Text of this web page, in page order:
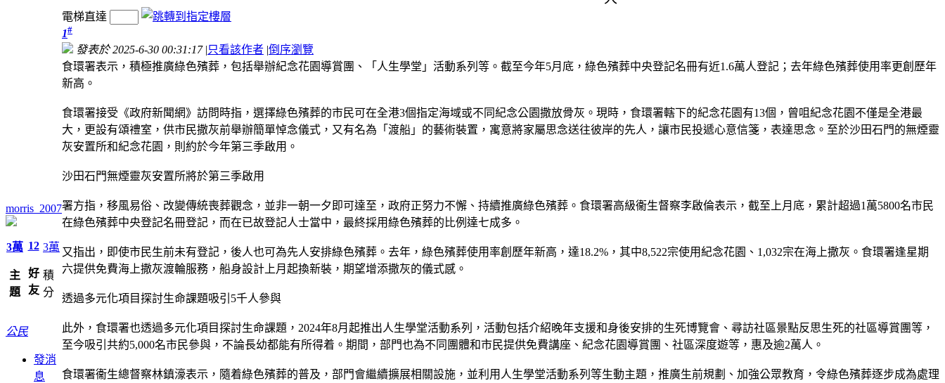
morris_2007
3萬
主
題
12
好
友
3萬
積
分
公民
發消
息
電梯直達
1#
發表於 2025-6-30 00:31:17 |只看該作者 |倒序瀏覽
食環署表示，積極推廣綠色殯葬，包括舉辦紀念花園導賞團、「人生學堂」活動系列等。截至今年5月底，綠色殯葬中央登記名冊有近1.6萬人登記；去年綠色殯葬使用率更創歷年
新高。
食環署接受《政府新聞網》訪問時指，選擇綠色殯葬的市民可在全港3個指定海域或不同紀念公園撒放骨灰。現時，食環署轄下的紀念花園有13個，曾咀紀念花園不僅是全港最
大，更設有頌禮室，供市民撒灰前舉辦簡單悼念儀式，又有名為「渡船」的藝術裝置，寓意將家屬思念送往彼岸的先人，讓市民投遞心意信箋，表達思念。至於沙田石門的無煙靈
灰安置所和紀念花園，則約於今年第三季啟用。
沙田石門無煙靈灰安置所將於第三季啟用
署方指，移風易俗、改變傳統喪葬觀念，並非一朝一夕即可達至，政府正努力不懈、持續推廣綠色殯葬。食環署高級衞生督察李啟倫表示，截至上月底，累計超過1萬5800名市民
在綠色殯葬中央登記名冊登記，而在已故登記人士當中，最終採用綠色殯葬的比例達七成多。
又指出，即使市民生前未有登記，後人也可為先人安排綠色殯葬。去年，綠色殯葬使用率創歷年新高，達18.2%，其中8,522宗使用紀念花園、1,032宗在海上撒灰。食環署逢星期
六提供免費海上撒灰渡輪服務，船身設計上月起換新裝，期望增添撒灰的儀式感。
透過多元化項目探討生命課題吸引5千人參與
此外，食環署也透過多元化項目探討生命課題，2024年8月起推出人生學堂活動系列，活動包括介紹晚年支援和身後安排的生死博覽會、尋訪社區景點反思生死的社區導賞團等，
至今吸引共約5,000名市民參與，不論長幼都能有所得着。期間，部門也為不同團體和市民提供免費講座、紀念花園導賞團、社區深度遊等，惠及逾2萬人。
食環署衞生總督察林鎮濠表示，隨着綠色殯葬的普及，部門會繼續擴展相關設施，並利用人生學堂活動系列等生動主題，推廣生前規劃、加強公眾教育，令綠色殯葬逐步成為處理